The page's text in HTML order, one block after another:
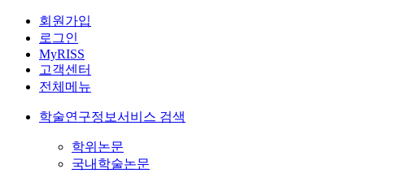
회원가입
로그인
MyRISS
고객센터
전체메뉴
학술연구정보서비스 검색
학위논문
국내학술논문